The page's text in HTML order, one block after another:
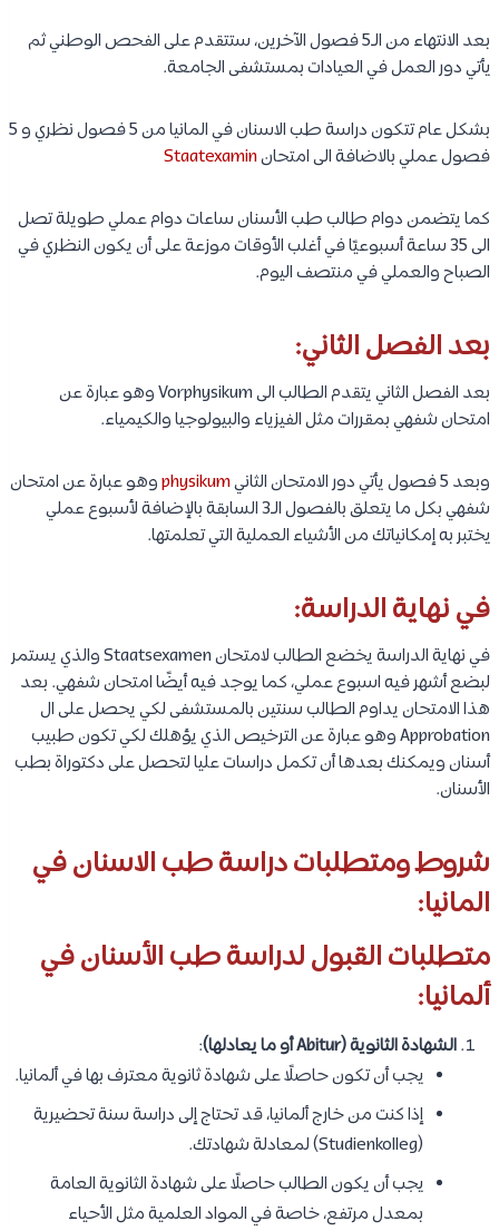
بعد الانتهاء من الـ5 فصول الآخرين، ستتقدم على الفحص الوطني ثم
يأتي دور العمل في العيادات بمستشفى الجامعة.
بشكل عام تتكون دراسة طب الاسنان في المانيا من 5 فصول نظري و 5
فصول عملي بالاضافة الى امتحانStaatexamin
كما يتضمن دوام طالب طب الأسنان ساعات دوام عملي طويلة تصل
الى 35 ساعة أسبوعيًا في أغلب الأوقات موزعة على أن يكون النظري في
الصباح والعملي في منتصف اليوم.
بعد الفصل الثاني:
بعد الفصل الثاني يتقدم الطالب الى Vorphysikum وهو عبارة عن
امتحان شفهي بمقررات مثل الفيزياء والبيولوجيا والكيمياء.
وبعد 5 فصول يأتي دور الامتحان الثاني physikumوهو عبارة عن امتحان
شفهي بكل ما يتعلق بالفصول الـ3 السابقة بالإضافة لأسبوع عملي
يختبر به إمكانياتك من الأشياء العملية التي تعلمتها.
في نهاية الدراسة:
في نهاية الدراسة يخضع الطالب لامتحان Staatsexamen والذي يستمر
لبضع أشهر فيه اسبوع عملي، كما يوجد فيه أيضًا امتحان شفهي. بعد
هذا الامتحان يداوم الطالب سنتين بالمستشفى لكي يحصل على ال
Approbation وهو عبارة عن الترخيص الذي يؤهلك لكي تكون طبيب
أسنان ويمكنك بعدها أن تكمل دراسات عليا لتحصل على دكتوراة بطب
الأسنان.
شروط ومتطلبات دراسة طب الاسنان في
المانيا:
متطلبات القبول لدراسة طب الأسنان في
ألمانيا:
الشهادة الثانوية (Abitur أو ما يعادلها)
:
يجب أن تكون حاصلًا على شهادة ثانوية معترف بها في ألمانيا.
إذا كنت من خارج ألمانيا، قد تحتاج إلى دراسة سنة تحضيرية
(Studienkolleg) لمعادلة شهادتك.
يجب أن يكون الطالب حاصلًا على شهادة الثانوية العامة
بمعدل مرتفع، خاصة في المواد العلمية مثل الأحياء